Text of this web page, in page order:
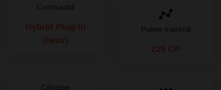
Combustibil
Hybrid Plug-In
(benz)
Putere maximă
225 CP
Cilindree